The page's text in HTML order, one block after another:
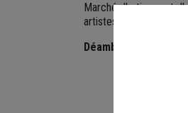
Marché d'artisans et
artistes de talent.
Déambulation